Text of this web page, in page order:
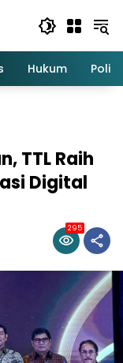
Hukum Politik
TTL Raih
Digital
295